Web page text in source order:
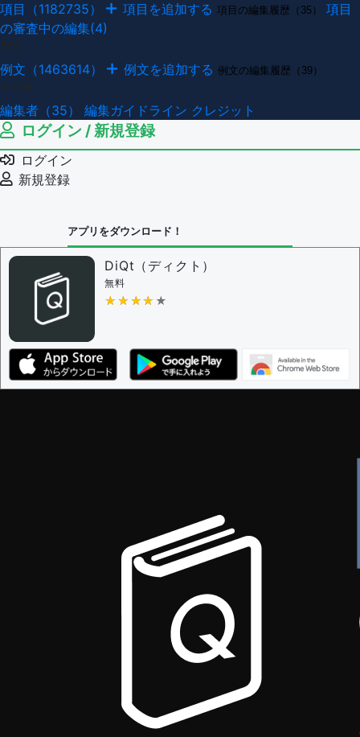
項目（1182735） 項目を追加する 項目の編集履歴（35）
項目
の審査中の編集(4)
例文（1463614） 例文を追加する 例文の編集履歴（39）
編集者（35） 編集ガイドライン クレジット
ログイン / 新規登録
ログイン
新規登録
アプリをダウンロード！
DiQt（ディクト）
無料
★★★★★
★★★★★